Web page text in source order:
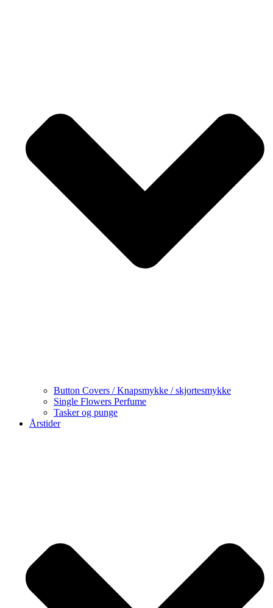
Button Covers / Knapsmykke / skjortesmykke
Single Flowers Perfume
Tasker og punge
Årstider